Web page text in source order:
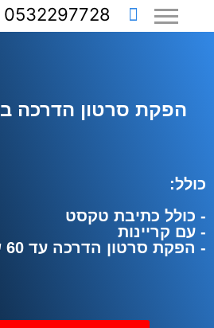
0532297728
הפקת סרטון הדרכה ב ₪1000 בלבד
כולל:
- כולל כתיבת טקסט
- עם קריינות
- הפקת סרטון הדרכה עד 60 שניות